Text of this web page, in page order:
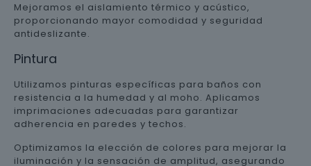
Mejoramos el aislamiento térmico y acústico,
proporcionando mayor comodidad y seguridad
antideslizante.
Pintura
Utilizamos pinturas específicas para baños con
resistencia a la humedad y al moho. Aplicamos
imprimaciones adecuadas para garantizar
adherencia en paredes y techos.
Optimizamos la elección de colores para mejorar la
iluminación y la sensación de amplitud, asegurando